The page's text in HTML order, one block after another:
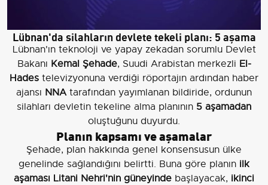
Lübnan'da silahların devlete tekeli planı: 5 aşama
Lübnan'ın teknoloji ve yapay zekadan sorumlu Devlet
Bakanı Kemal Şehade, Suudi Arabistan merkezli El-
Hades televizyonuna verdiği röportajın ardından haber
ajansı NNAtarafından yayımlanan bildiride, ordunun
silahları devletin tekeline alma planının 5 aşamadan
oluştuğunu duyurdu.
Planın kapsamı ve aşamalar
Şehade, plan hakkında genel konsensusun ülke
genelinde sağlandığını belirtti. Buna göre planın ilk
aşaması Litani Nehri'nin güneyinde başlayacak, ikinci